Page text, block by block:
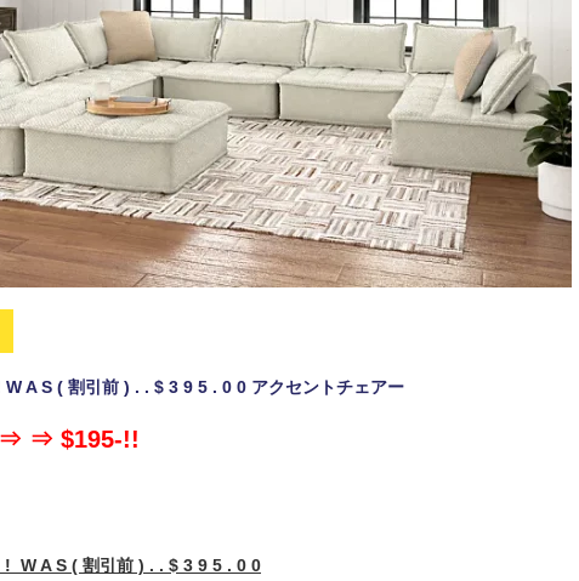
A S ( 割引前 ) . . $ 3 9 5 . 0 0 アクセントチェアー
⇒ ⇒ $195-!!
! W A S ( 割引前 ) . . $ 3 9 5 . 0 0